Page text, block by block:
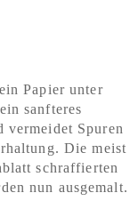
Papier unter
sanfteres
vermeidet Spuren
Die meist
schraffierten
nun ausgemalt.